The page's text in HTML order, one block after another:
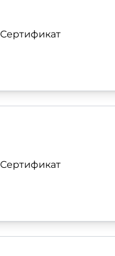
Сертификат
Сертификат